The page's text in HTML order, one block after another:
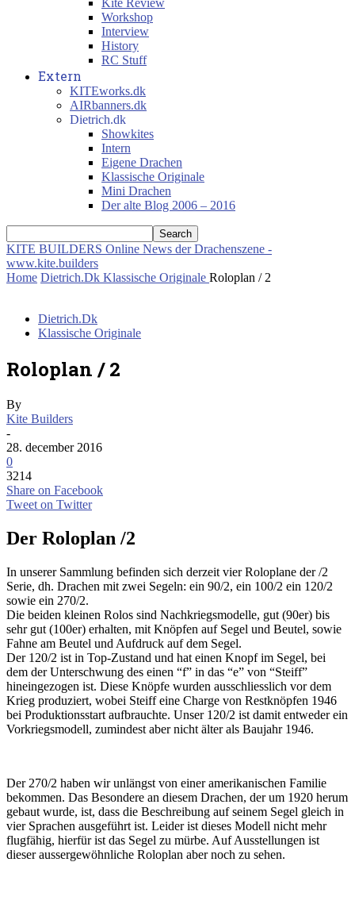
Kite Review
Workshop
Interview
History
RC Stuff
Extern
KITEworks.dk
AIRbanners.dk
Dietrich.dk
Showkites
Intern
Eigene Drachen
Klassische Originale
Mini Drachen
Der alte Blog 2006 – 2016
KITE BUILDERS Online News der Drachenszene -
www.kite.builders
Home Dietrich.Dk Klassische Originale Roloplan / 2
Dietrich.Dk
Klassische Originale
Roloplan / 2
By
Kite Builders
-
28. december 2016
0
3214
Share on Facebook
Tweet on Twitter
Der Roloplan /2
In unserer Sammlung befinden sich derzeit vier Roloplane der /2
Serie, dh. Drachen mit zwei Segeln: ein 90/2, ein 100/2 ein 120/2
sowie ein 270/2.
Die beiden kleinen Rolos sind Nachkriegsmodelle, gut (90er) bis
sehr gut (100er) erhalten, mit Knöpfen auf Segel und Beutel, sowie
Fahne am Beutel und Aufdruck auf dem Segel.
Der 120/2 ist in Top-Zustand und hat einen Knopf im Segel, bei
dem der Unterschwung des einen “f” in das “e” von “Steiff”
hineingezogen ist. Diese Knöpfe wurden ausschliesslich vor dem
Krieg produziert, wobei Steiff eine Charge von Restknöpfen 1946
bei Produktionsstart aufbrauchte. Unser 120/2 ist damit entweder ein
Vorkriegsmodell, zumindest aber nicht älter als Baujahr 1946.
Der 270/2 haben wir unlängst von einer amerikanischen Familie
bekommen. Das Besondere an diesem Drachen, der um 1920 herum
gebaut wurde, ist, dass die Beschreibung auf seinem Segel gleich in
vier Sprachen ausgeführt ist. Leider ist dieses Modell nicht mehr
flugfähig, hierfür ist das Segel zu mürbe. Auf Ausstellungen ist
dieser aussergewöhnliche Roloplan aber noch zu sehen.